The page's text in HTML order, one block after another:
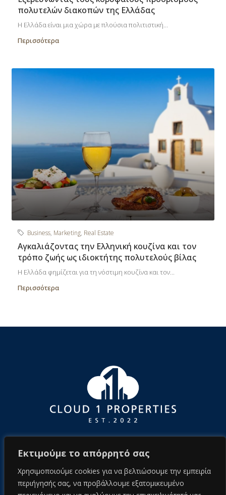
Εκτιμούμε το απόρρητό σας
Χρησιμοποιούμε cookies για να βελτιώσουμε την εμπειρία
περιήγησής σας, να προβάλλουμε εξατομικευμένο
πολυτελών διακοπών της Ελλάδας
Η Ελλάδα είναι μια χώρα με πλούσια πολιτιστική...
Περισσότερα
Business, Marketing, Real Estate
Αγκαλιάζοντας την Ελληνική κουζίνα και τον
τρόπο ζωής ως ιδιοκτήτης πολυτελούς βίλας
Η Ελλάδα φημίζεται για τη νόστιμη κουζίνα και τον...
Περισσότερα